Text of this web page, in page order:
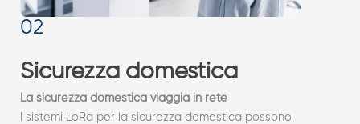
Sicurezza domestica
La sicurezza domestica viaggia in rete
I sistemi LoRa per la sicurezza domestica possono